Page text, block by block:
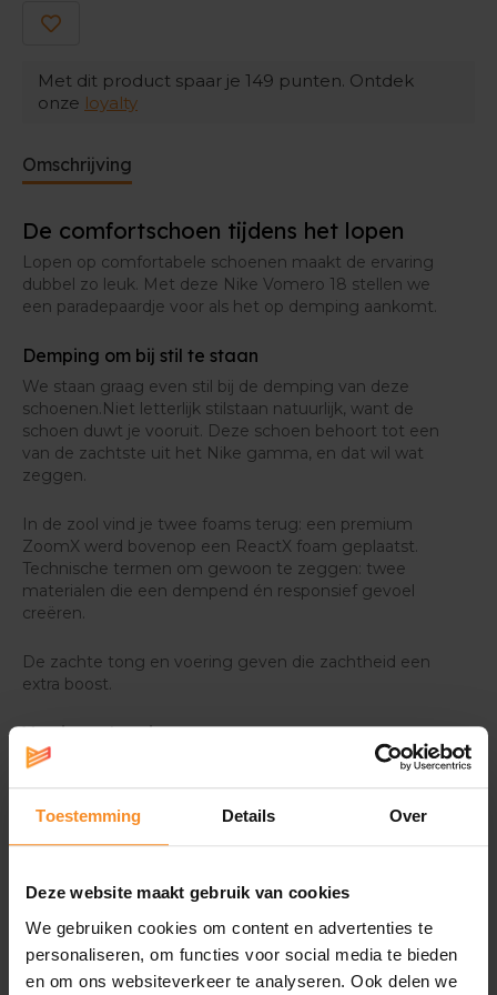
Toestemming Details Over
Deze website maakt gebruik van cookies
We gebruiken cookies om content en advertenties te
personaliseren, om functies voor social media te bieden
en om ons websiteverkeer te analyseren. Ook delen we
Tegenover zijn voorgangers kreeg deze 18e versie
een vernieuwde grip. Zo sta je steviger in je schoenen
en verloopt ook de overgang van hiel naar teen
Met dit product spaar je 149 punten. Ontdek
onze loyalty
Omschrijving
De comfortschoen tijdens het lopen
Lopen op comfortabele schoenen maakt de ervaring
dubbel zo leuk. Met deze Nike Vomero 18 stellen we
een paradepaardje voor als het op demping aankomt.
Demping om bij stil te staan
We staan graag even stil bij de demping van deze
schoenen.Niet letterlijk stilstaan natuurlijk, want de
schoen duwt je vooruit. Deze schoen behoort tot een
van de zachtste uit het Nike gamma, en dat wil wat
zeggen.
In de zool vind je twee foams terug: een premium
ZoomX werd bovenop een ReactX foam geplaatst.
Technische termen om gewoon te zeggen: twee
materialen die een dempend én responsief gevoel
creëren.
De zachte tong en voering geven die zachtheid een
extra boost.
Vernieuwde grip
Tegenover zijn voorgangers kreeg deze 18e versie een
vernieuwde grip. Zo sta je steviger in je schoenen en
verloopt ook de overgang van hiel naar teen soepeler.
Specificaties